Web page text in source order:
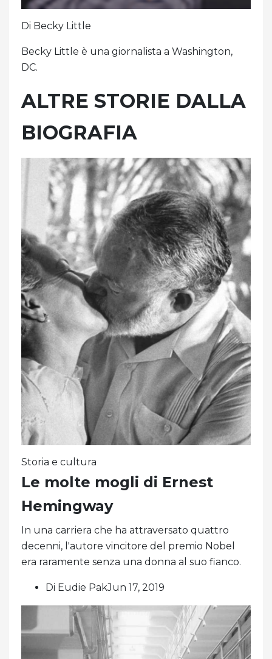
Di Becky Little
Becky Little è una giornalista a Washington,
DC.
ALTRE STORIE DALLA
BIOGRAFIA
Storia e cultura
Le molte mogli di Ernest
Hemingway
In una carriera che ha attraversato quattro
decenni, l'autore vincitore del premio Nobel
era raramente senza una donna al suo fianco.
Di Eudie PakJun 17, 2019